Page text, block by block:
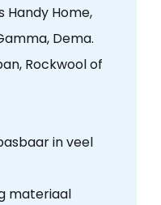
Home,
Dema.
Rockwool of
in veel
materiaal